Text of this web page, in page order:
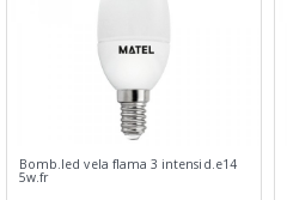
Bomb.led vela flama 3 intensid.e14
5w.fr